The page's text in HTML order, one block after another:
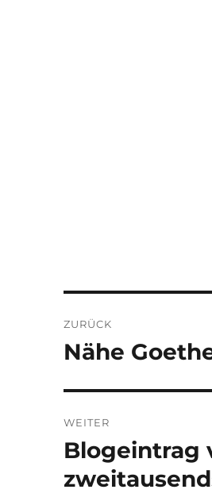
ZURÜCK
Vorheriger
Nähe
WEITER
Nächster
Beitrag:
Blogeintrag